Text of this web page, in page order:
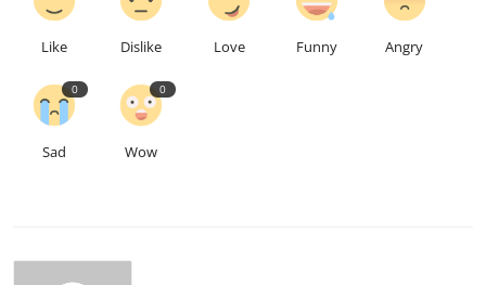
Like Dislike Love Funny Angry
0
Sad
0
Wow